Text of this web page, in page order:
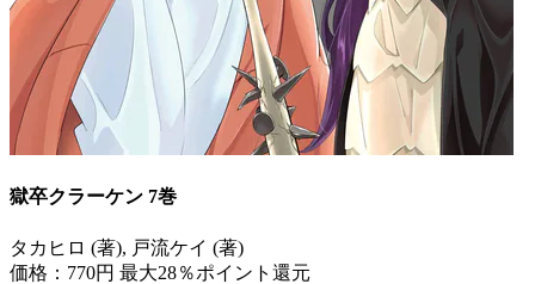
獄卒クラーケン 7巻
タカヒロ (著), 戸流ケイ (著)
価格：770円 最大28％ポイント還元